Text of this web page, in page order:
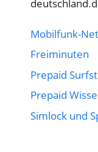
Mobilfunk-
Freiminuten
Prepaid
Prepaid
Simlock und